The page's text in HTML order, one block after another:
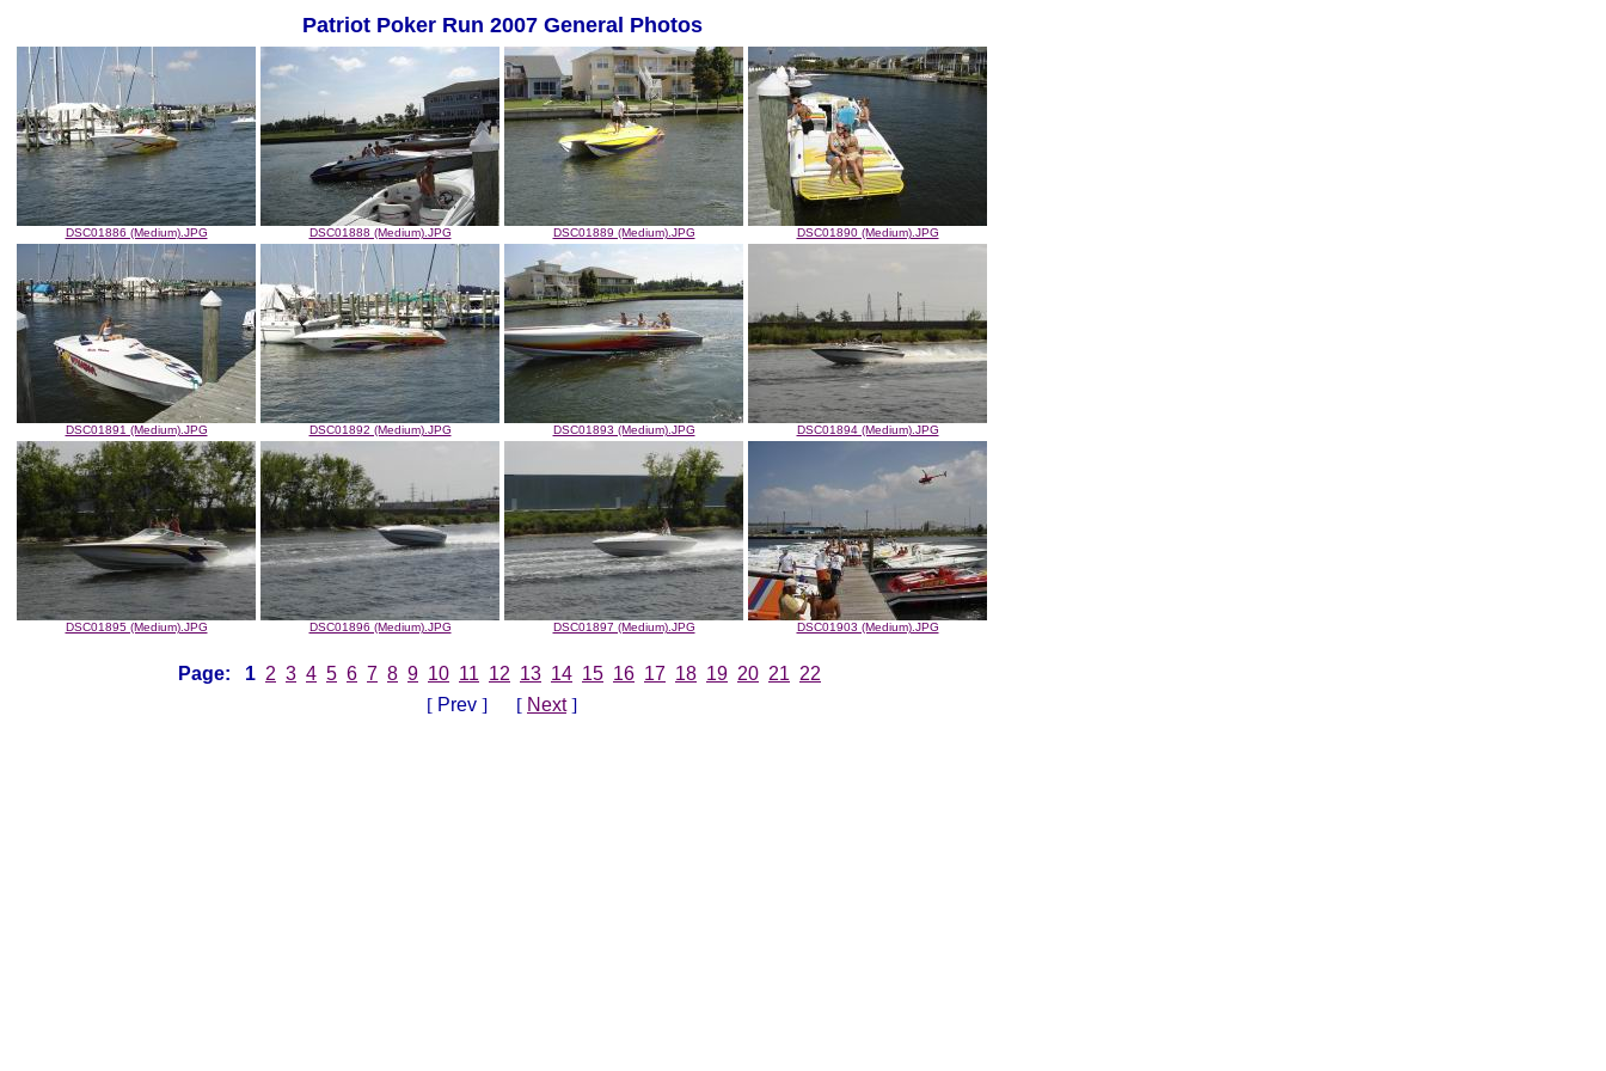
Patriot Poker Run 2007 General Photos
DSC01886 (Medium).JPG DSC01888 (Medium).JPG DSC01889 (Medium).JPG DSC01890 (Medium).JPG
DSC01891 (Medium).JPG DSC01892 (Medium).JPG DSC01893 (Medium).JPG DSC01894 (Medium).JPG
DSC01895 (Medium).JPG DSC01896 (Medium).JPG DSC01897 (Medium).JPG DSC01903 (Medium).JPG
Page: 1 2 3 4 5 6 7 8 9 10 11 12 13 14 15 16 17 18 19 20 21 22
[ Prev ] [ Next]